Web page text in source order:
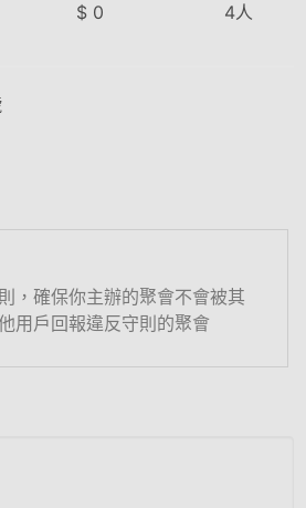
$ 0 4人
，確保你主辦的聚會不會被其
用戶回報違反守則的聚會